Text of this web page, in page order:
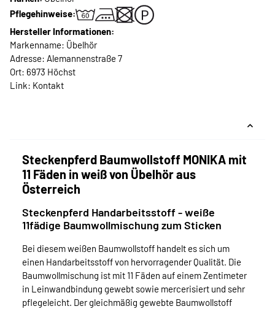
Pflegehinweise:
Hersteller Informationen:
Markenname: Übelhör
Adresse: Alemannenstraße 7
Ort: 6973 Höchst
Link: Kontakt
Steckenpferd Baumwollstoff MONIKA mit
11 Fäden in weiß von Übelhör aus
Österreich
Steckenpferd Handarbeitsstoff - weiße
11fädige Baumwollmischung zum Sticken
Bei diesem weißen Baumwollstoff handelt es sich um
einen Handarbeitsstoff von hervorragender Qualität. Die
Baumwollmischung ist mit 11 Fäden auf einem Zentimeter
in Leinwandbindung gewebt sowie mercerisiert und sehr
pflegeleicht. Der gleichmäßig gewebte Baumwollstoff